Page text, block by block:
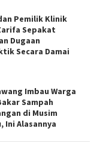
Pemilik Klinik
Sepakat
Dugaan
Secara Damai
Imbau Warga
Sampah
di Musim
Ini Alasannya